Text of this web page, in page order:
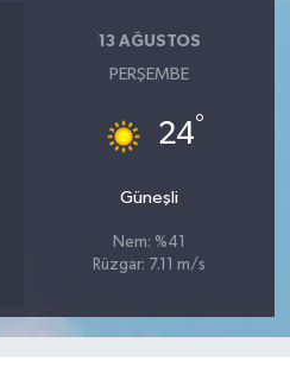
13 AĞUSTOS
PERŞEMBE
24°
Güneşli
Nem: %41
Rüzgar: 7.11 m/s